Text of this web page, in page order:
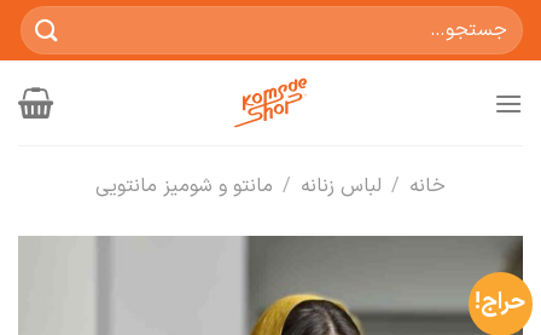
جستجو
برای:
خانه / لباس زنانه / مانتو و شومیز مانتویی
حراج!